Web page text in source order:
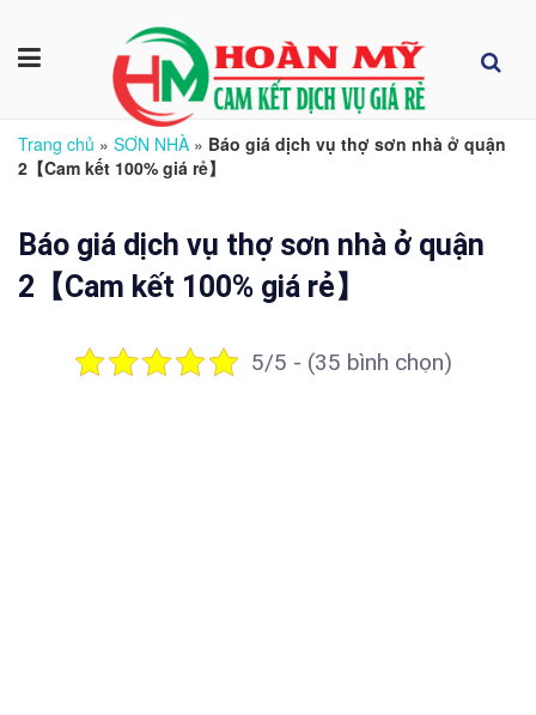
Trang chủ » SƠN NHÀ » Báo giá dịch vụ thợ sơn nhà ở quận
2【Cam kết 100% giá rẻ】
Báo giá dịch vụ thợ sơn nhà ở quận
2【Cam kết 100% giá rẻ】
5/5 - (35 bình chọn)